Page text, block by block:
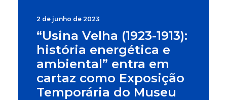
2 de junho de 2023
“Usina Velha (1923-1913):
história energética e
ambiental” entra em
cartaz como Exposição
Temporária do Museu